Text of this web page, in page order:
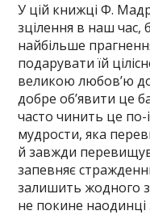
У цій книжці Ф.
зцілення в наш
найбільше
подарувати їй
великою любов’ю
добре об’явити це
часто чинить це по-
мудрости, яка
й завжди
запевняє
залишить жодного
не покине наодинці